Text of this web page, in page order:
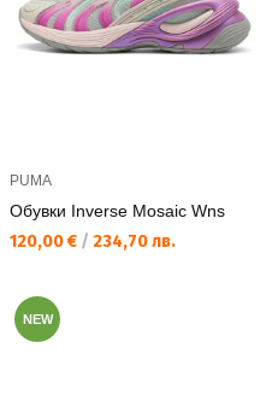
PUMA
Обувки Inverse Mosaic Wns
Текуща цена:
120,00 € / 234,70 лв.
NEW